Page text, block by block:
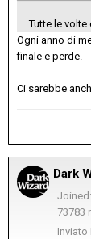
Tutte le volte
Ogni anno di
finale e perde.
Ci sarebbe
Dark
73783
Inviato